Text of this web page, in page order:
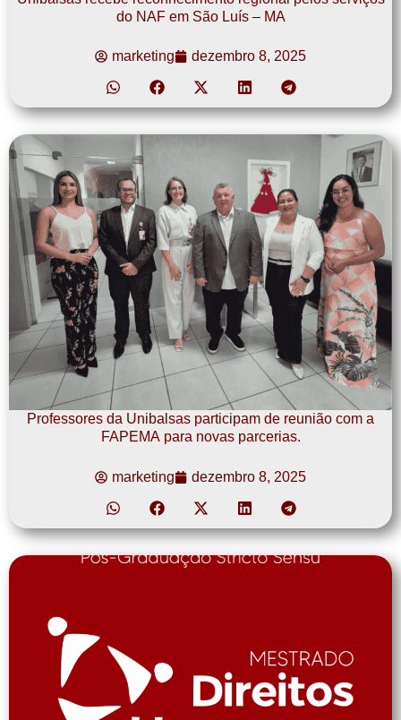
do NAF em São Luís – MA
marketing dezembro 8, 2025
Professores da Unibalsas participam de reunião com a
FAPEMA para novas parcerias.
marketing dezembro 8, 2025